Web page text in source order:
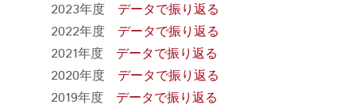
2023年度 データで振り返る
2022年度 データで振り返る
2021年度 データで振り返る
2020年度 データで振り返る
2019年度 データで振り返る